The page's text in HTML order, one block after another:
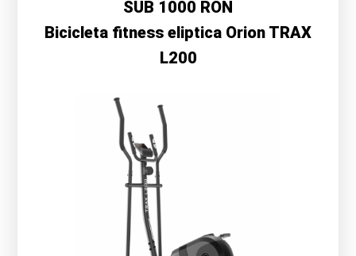
SUB 1000 RON
Bicicleta fitness eliptica Orion TRAX
L200